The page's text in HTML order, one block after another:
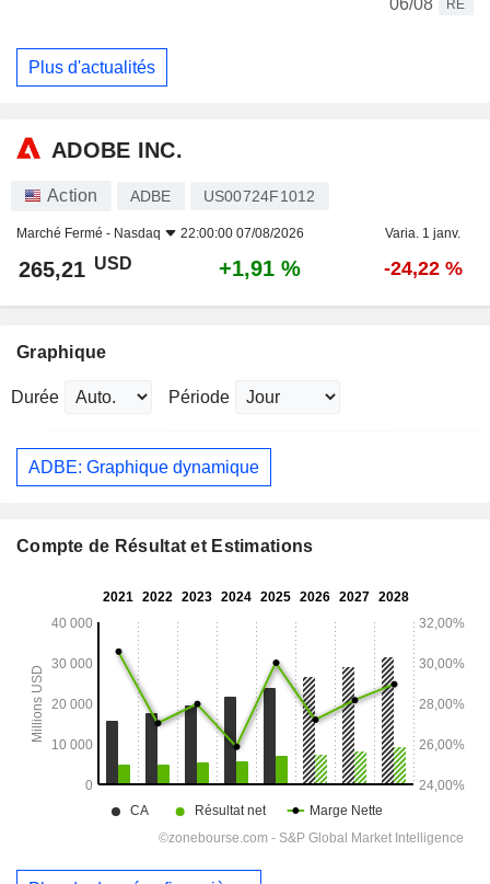
06/08
RE
Plus d'actualités
ADOBE INC.
Action ADBE US00724F1012
Marché Fermé - Nasdaq 22:00:00 07/08/2026 Varia. 1 janv.
265,21 USD +1,91 % -24,22 %
Graphique
Durée Période
ADBE: Graphique dynamique
Compte de Résultat et Estimations